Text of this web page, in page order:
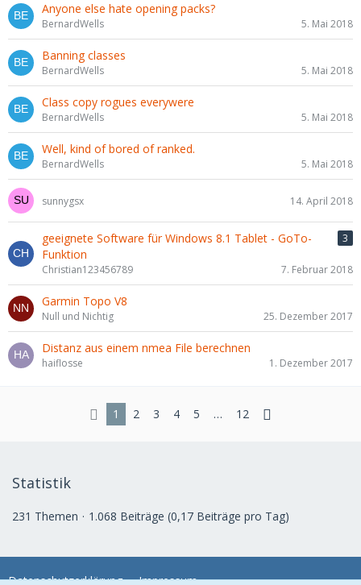
Anyone else hate opening packs?
BernardWells 5. Mai 2018
Banning classes
BernardWells 5. Mai 2018
Class copy rogues everywere
BernardWells 5. Mai 2018
Well, kind of bored of ranked.
BernardWells 5. Mai 2018
sunnygsx 14. April 2018
geeignete Software für Windows 8.1 Tablet - GoTo-
Funktion
3
Christian123456789 7. Februar 2018
Garmin Topo V8
Null und Nichtig 25. Dezember 2017
Distanz aus einem nmea File berechnen
haiflosse 1. Dezember 2017
1 2 3 4 5 … 12
Statistik
231 Themen 1.068 Beiträge (0,17 Beiträge pro Tag)
Datenschutzerklärung Impressum